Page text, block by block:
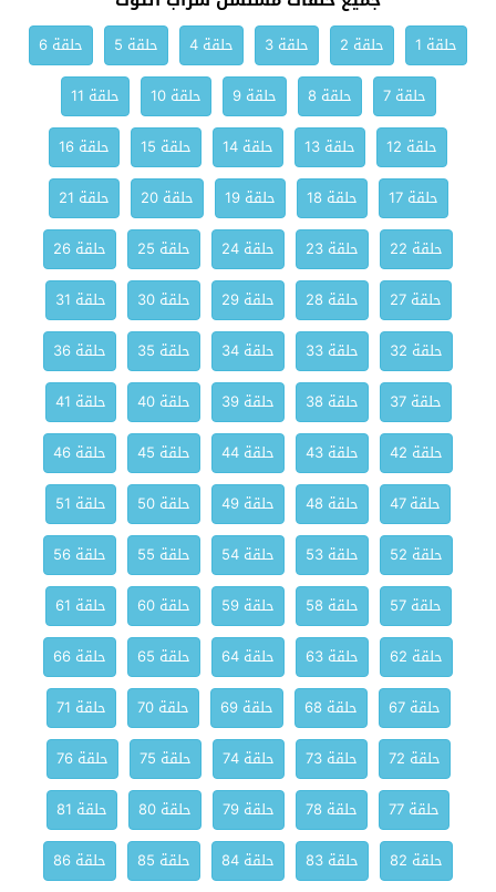
حلقة 1 حلقة 2 حلقة 3 حلقة 4 حلقة 5
حلقة 6
حلقة 7
حلقة 8 حلقة 9 حلقة 10
حلقة 11
حلقة 12
حلقة 13 حلقة 14 حلقة 15
حلقة 16
حلقة 17
حلقة 18 حلقة 19 حلقة 20
حلقة 21
حلقة 22
حلقة 23 حلقة 24 حلقة 25
حلقة 26
حلقة 27
حلقة 28 حلقة 29 حلقة 30
حلقة 31
حلقة 32
حلقة 33 حلقة 34 حلقة 35
حلقة 36
حلقة 37
حلقة 38 حلقة 39 حلقة 40
حلقة 41
حلقة 42
حلقة 43 حلقة 44 حلقة 45
حلقة 46
حلقة 47
حلقة 48 حلقة 49 حلقة 50
حلقة 51
حلقة 52
حلقة 53 حلقة 54 حلقة 55
حلقة 56
حلقة 57
حلقة 58 حلقة 59 حلقة 60
حلقة 61
حلقة 62
حلقة 63 حلقة 64 حلقة 65
حلقة 66
حلقة 67
حلقة 68 حلقة 69 حلقة 70
حلقة 71
حلقة 72
حلقة 73 حلقة 74 حلقة 75
حلقة 76
حلقة 77
حلقة 78 حلقة 79 حلقة 80
حلقة 81
حلقة 82
حلقة 83 حلقة 84 حلقة 85 حلقة 86